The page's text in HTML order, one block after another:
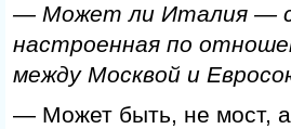
— Может ли Италия —
настроенная по
между Москвой и
— Может быть, не мост, а